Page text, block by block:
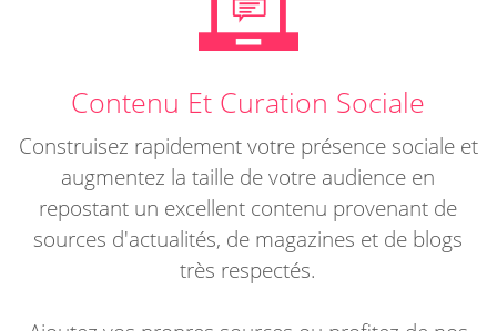
Contenu Et Curation Sociale
Construisez rapidement votre présence sociale et
augmentez la taille de votre audience en
repostant un excellent contenu provenant de
sources d'actualités, de magazines et de blogs
très respectés.